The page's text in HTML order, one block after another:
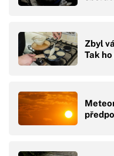
Zbyl
Tak